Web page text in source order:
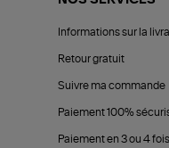
Informations sur la
Retour gratuit
Suivre ma commande
Paiement 100%
Paiement en 3 ou 4 fois